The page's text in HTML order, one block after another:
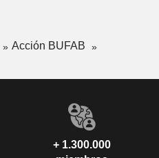
Acción BUFAB
+ 1.300.000